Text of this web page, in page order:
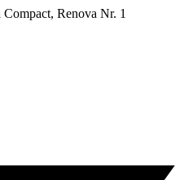
Renova Nr. 1